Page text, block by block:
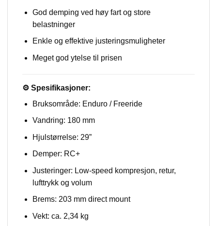
God demping ved høy fart og store
belastninger
Enkle og effektive justeringsmuligheter
Meget god ytelse til prisen
⚙️ Spesifikasjoner:
Bruksområde: Enduro / Freeride
Vandring: 180 mm
Hjulstørrelse: 29”
Demper: RC+
Justeringer: Low-speed kompresjon, retur,
lufttrykk og volum
Brems: 203 mm direct mount
Vekt: ca. 2,34 kg